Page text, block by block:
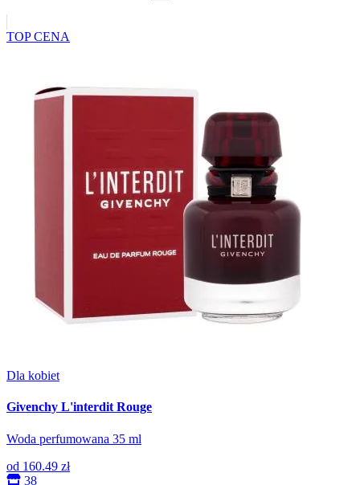
TOP CENA
Dla kobiet
Givenchy L'interdit Rouge
Woda perfumowana 35 ml
od 160.49 zł
38